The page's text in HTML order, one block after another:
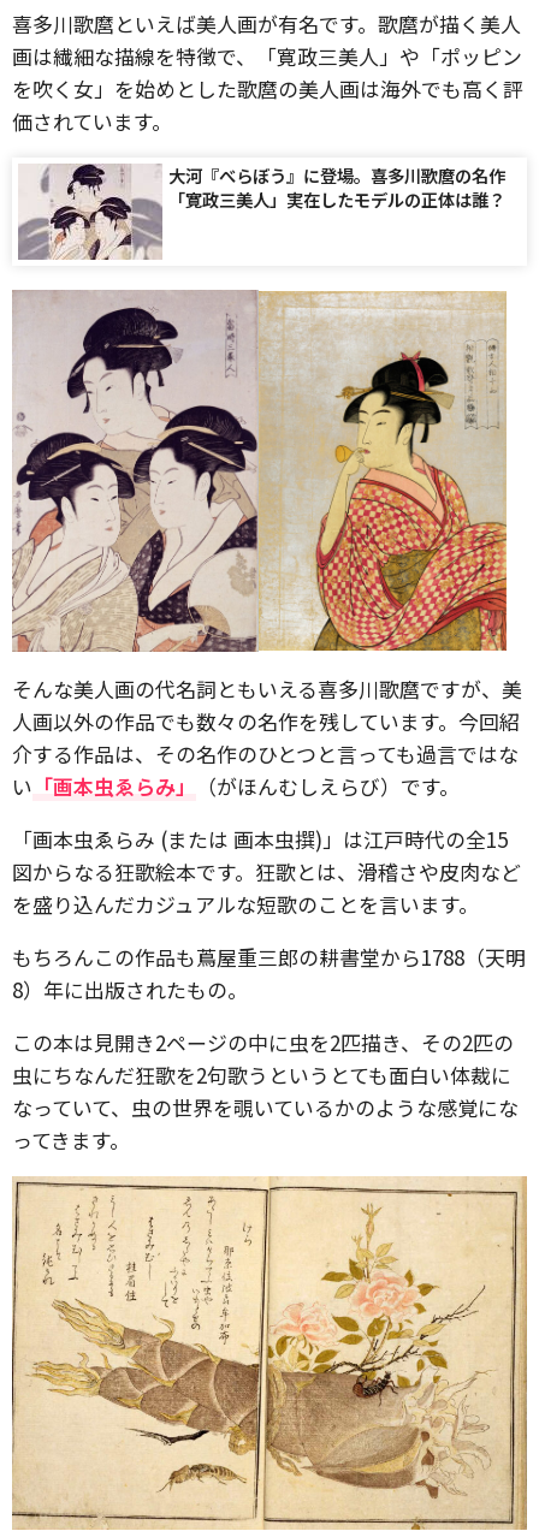
喜多川歌麿といえば美人画が有名です。歌麿が描く美人
画は繊細な描線を特徴で、「寛政三美人」や「ポッピン
を吹く女」を始めとした歌麿の美人画は海外でも高く評
価されています。
大河『べらぼう』に登場。喜多川歌麿の名作
「寛政三美人」実在したモデルの正体は誰？
そんな美人画の代名詞ともいえる喜多川歌麿ですが、美
人画以外の作品でも数々の名作を残しています。今回紹
介する作品は、その名作のひとつと言っても過言ではな
い 「画本虫ゑらみ」
（がほんむしえらび）です。
「画本虫ゑらみ (または 画本虫撰)」は江戸時代の全15
図からなる狂歌絵本です。狂歌とは、滑稽さや皮肉など
を盛り込んだカジュアルな短歌のことを言います。
もちろんこの作品も蔦屋重三郎の耕書堂から1788（天明
8）年に出版されたもの。
この本は見開き2ページの中に虫を2匹描き、その2匹の
虫にちなんだ狂歌を2句歌うというとても面白い体裁に
なっていて、虫の世界を覗いているかのような感覚にな
ってきます。